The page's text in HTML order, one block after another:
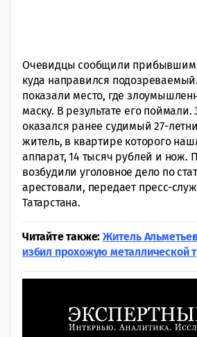
Очевидцы сообщили прибывшим
куда направился
показали место, где
маску. В результате его
оказался ранее судимый 27-
житель, в квартире которого
аппарат, 14 тысяч рублей и нож.
возбудили уголовное дело по
арестовали, передает пресс-
Татарстана.
Читайте также:Житель
избил прохожую металлической